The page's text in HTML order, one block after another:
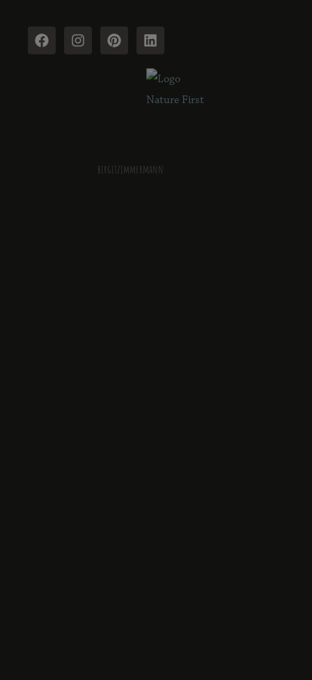
birgitzimmermann